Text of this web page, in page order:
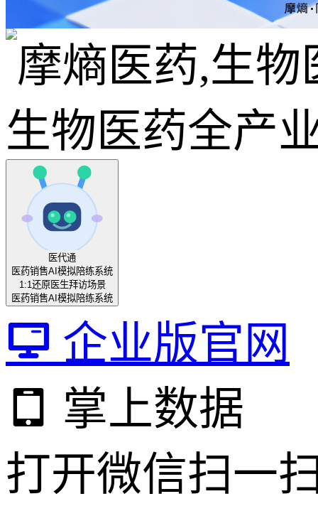
生物医药全产
医代通
医药销售AI模拟陪练系统
1:1还原医生拜访场景
医药销售AI模拟陪练系统
企业版官网
掌上数据
打开微信扫一